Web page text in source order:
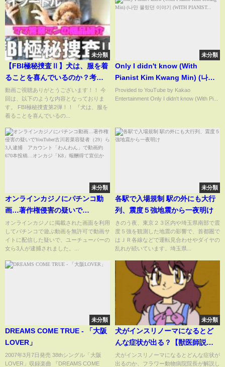
未分類
【FBI極秘捜査Ⅱ】犬は、服を着
ることを喜んでいるのか？考え
てみた【トイプードル】
動画ご視聴ありがとうございます！！ 今
回は、以下のような内容となっておりま
す。 FBI極秘捜査第2弾！！ 『犬は、服を
着ることを喜んでいるの...
未分類
Only I didn't know (With
Pianist Kim Kwang Min) (나만
몰랐던 이야기 (WITH PIANIST...
Provided to YouTube by Kakao
Entertainment Only I didn't know (With Pi...
未分類
オンラインカジノにパチンコ動
画…著作権侵害の疑いで
YouTuber古川若菜容疑者（29）
ら3人逮捕 アカウント「わんわ
ん」で動画約670本投稿…オンカ
オンラインカジノに掲載された画面を利用
してパチンコで遊ぶ動画を無許可で動画サ
イトに配信した疑いで、ユーチューバーの
女ら3人が逮捕されました。...
未分類
各駅で入場規制 駅の外にも大行
列、震度５強地震から一夜明け
きのう夜、東京２３区内や埼玉県南部で震
度５強を観測した地震の影響で、首都圏で
はＪＲ各線などで運転見合わせやダイヤの
乱れが続いています。埼玉県...
未分類
DREAMS COME TRUE - 「大阪
LOVER」
2007年3月7日発売 38thシングル「大阪
LOVER」収録楽曲 『DREAMS COME
未分類
犬がインスリノーマになるとど
んな症状が出る？【獣医師説
明】
犬がインスリノーマになるとどんな症状が
出るのか、フラワー動物病院院長が解説し